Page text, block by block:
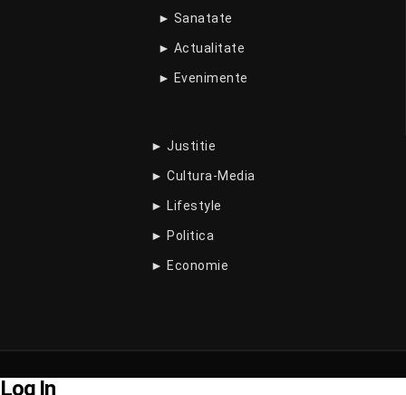
► Sanatate
► Actualitate
► Evenimente
► Justitie
► Cultura-Media
► Lifestyle
► Politica
► Economie
Log In